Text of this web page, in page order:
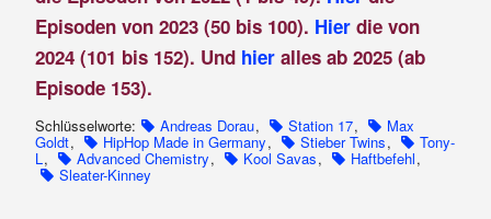
Episoden von 2023 (50 bis 100). Hier die von
2024 (101 bis 152). Und hier alles ab 2025 (ab
Episode 153).
Schlüsselworte: Andreas Dorau, Station 17, Max
Goldt, HipHop Made in Germany, Stieber Twins, Tony-
L, Advanced Chemistry, Kool Savas, Haftbefehl,
Sleater-Kinney